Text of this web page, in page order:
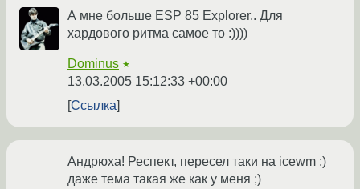
А мне больше ESP 85 Explorer.. Для
хардового ритма самое то :))))
Dominus ★
13.03.2005 15:12:33 +00:00
Ссылка
Андрюха! Респект, пересел таки на icewm ;)
даже тема такая же как у меня ;)